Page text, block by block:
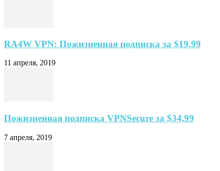
RA4W VPN: Пожизненная подписка за $19.99
11 апреля, 2019
Пожизненная подписка VPNSecure за $34,99
7 апреля, 2019